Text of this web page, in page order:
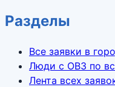
Разделы
Все заявки в
Люди с ОВЗ по
Лента всех